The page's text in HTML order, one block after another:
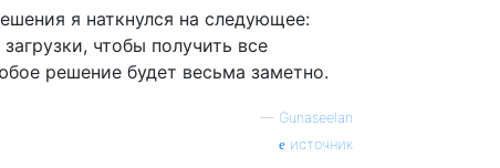
я наткнулся на следующее:
чтобы получить все
решение будет весьма заметно.
— Gunaseelan
источник